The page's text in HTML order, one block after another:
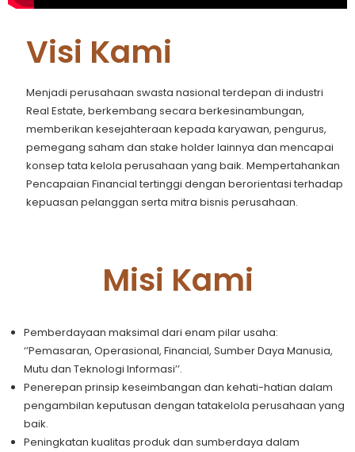
Visi Kami
Menjadi perusahaan swasta nasional terdepan di industri
Real Estate, berkembang secara berkesinambungan,
memberikan kesejahteraan kepada karyawan, pengurus,
pemegang saham dan stake holder lainnya dan mencapai
konsep tata kelola perusahaan yang baik. Mempertahankan
Pencapaian Financial tertinggi dengan berorientasi terhadap
kepuasan pelanggan serta mitra bisnis perusahaan.
Misi Kami
Pemberdayaan maksimal dari enam pilar usaha:
‘’Pemasaran, Operasional, Financial, Sumber Daya Manusia,
Mutu dan Teknologi Informasi’’.
Penerepan prinsip keseimbangan dan kehati-hatian dalam
pengambilan keputusan dengan tatakelola perusahaan yang
baik.
Peningkatan kualitas produk dan sumberdaya dalam